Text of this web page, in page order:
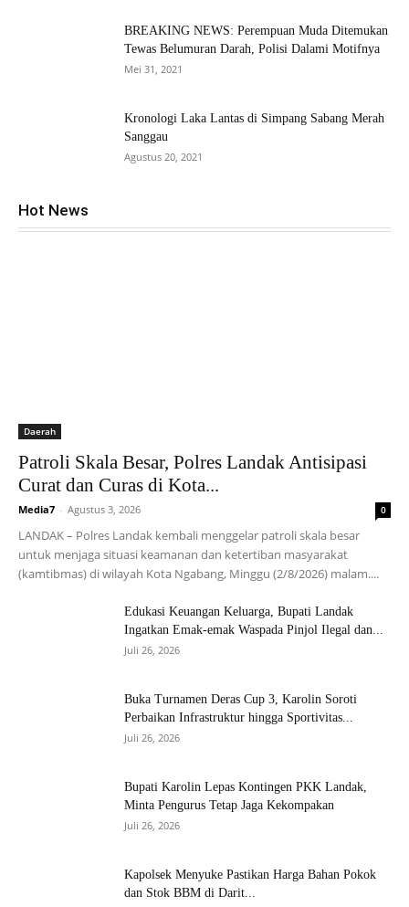
BREAKING NEWS: Perempuan Muda Ditemukan
Tewas Belumuran Darah, Polisi Dalami Motifnya
Mei 31, 2021
Kronologi Laka Lantas di Simpang Sabang Merah
Sanggau
Agustus 20, 2021
Hot News
Daerah
Patroli Skala Besar, Polres Landak Antisipasi
Curat dan Curas di Kota...
Media7 - Agustus 3, 2026 0
LANDAK – Polres Landak kembali menggelar patroli skala besar
untuk menjaga situasi keamanan dan ketertiban masyarakat
(kamtibmas) di wilayah Kota Ngabang, Minggu (2/8/2026) malam....
Edukasi Keuangan Keluarga, Bupati Landak
Ingatkan Emak-emak Waspada Pinjol Ilegal dan...
Juli 26, 2026
Buka Turnamen Deras Cup 3, Karolin Soroti
Perbaikan Infrastruktur hingga Sportivitas...
Juli 26, 2026
Bupati Karolin Lepas Kontingen PKK Landak,
Minta Pengurus Tetap Jaga Kekompakan
Juli 26, 2026
Kapolsek Menyuke Pastikan Harga Bahan Pokok
dan Stok BBM di Darit...